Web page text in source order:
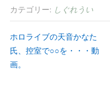
カテゴリー: しぐれうい
投
稿
ホロライブの天音かなた
氏、控室で○○を・・・動
画。